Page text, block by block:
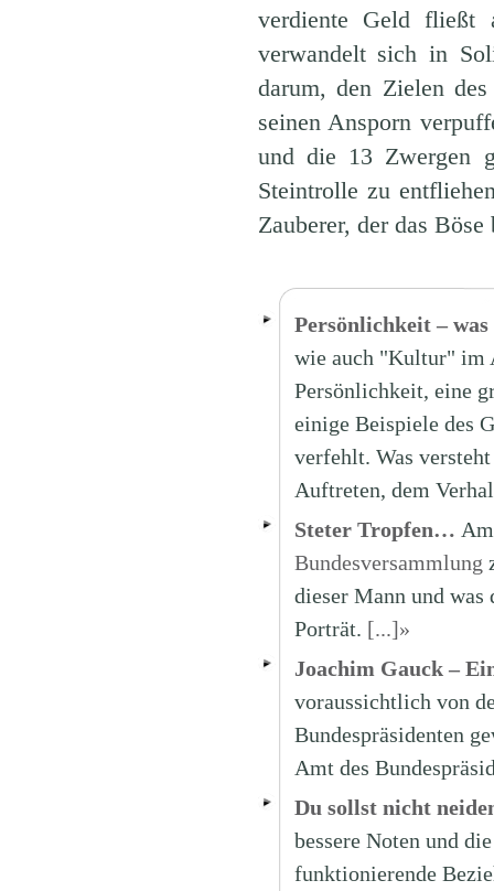
verdiente Geld fließt
verwandelt sich in
darum, den Zielen
seinen Ansporn
und die 13 Zwergen
Steintrolle zu
Zauberer, der das
Persönlichkeit –
wie auch "Kultur" im
Persönlichkeit, eine
einige Beispiele des
verfehlt. Was
Auftreten, dem
Steter Tropfen…
Bundesversammlung
dieser Mann und
Porträt. [...]»
Joachim Gauck –
voraussichtlich von
Bundespräsidenten
Amt des
Du sollst nicht
bessere Noten und
funktionierende